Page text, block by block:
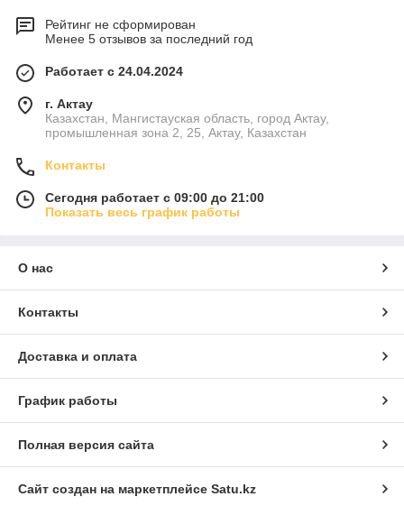
Рейтинг не сформирован
Менее 5 отзывов за последний год
Работает с 24.04.2024
г. Актау
Казахстан, Мангистауская область, город Актау,
промышленная зона 2, 25, Актау, Казахстан
Контакты
Сегодня работает с 09:00 до 21:00
Показать весь график работы
О нас
Контакты
Доставка и оплата
График работы
Полная версия сайта
Сайт создан на маркетплейсе Satu.kz